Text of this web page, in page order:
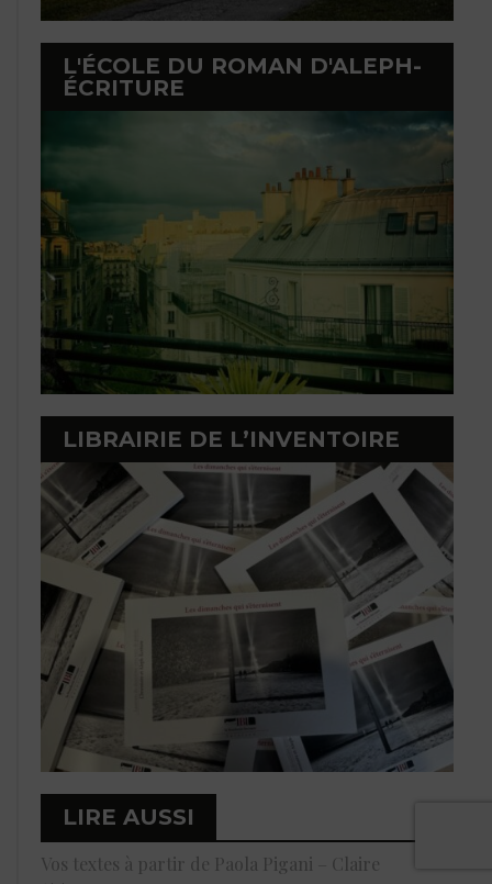
L'ÉCOLE DU ROMAN D'ALEPH-
ÉCRITURE
LIBRAIRIE DE L’INVENTOIRE
LIRE AUSSI
Vos textes à partir de Paola Pigani – Claire